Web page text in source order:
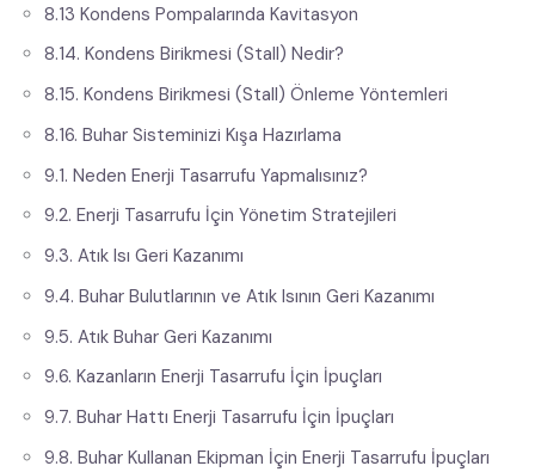
8.13 Kondens Pompalarında Kavitasyon
8.14. Kondens Birikmesi (Stall) Nedir?
8.15. Kondens Birikmesi (Stall) Önleme Yöntemleri
8.16. Buhar Sisteminizi Kışa Hazırlama
9.1. Neden Enerji Tasarrufu Yapmalısınız?
9.2. Enerji Tasarrufu İçin Yönetim Stratejileri
9.3. Atık Isı Geri Kazanımı
9.4. Buhar Bulutlarının ve Atık Isının Geri Kazanımı
9.5. Atık Buhar Geri Kazanımı
9.6. Kazanların Enerji Tasarrufu İçin İpuçları
9.7. Buhar Hattı Enerji Tasarrufu İçin İpuçları
9.8. Buhar Kullanan Ekipman İçin Enerji Tasarrufu İpuçları